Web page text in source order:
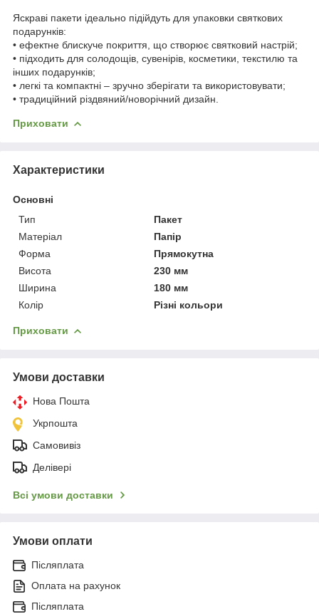
Яскраві пакети ідеально підійдуть для упаковки святкових
подарунків:
• ефектне блискуче покриття, що створює святковий настрій;
• підходить для солодощів, сувенірів, косметики, текстилю та
інших подарунків;
• легкі та компактні – зручно зберігати та використовувати;
• традиційний різдвяний/новорічний дизайн.
Приховати
Характеристики
Основні
Тип
Пакет
Матеріал
Папір
Форма
Прямокутна
Висота
230 мм
Ширина
180 мм
Колір
Різні кольори
Приховати
Умови доставки
Нова Пошта
Укрпошта
Самовивіз
Делівері
Всі умови доставки
Умови оплати
Післяплата
Оплата на рахунок
Післяплата